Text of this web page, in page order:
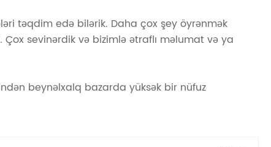
təqdim edə bilərik. Daha çox şey öyrənmək
sevinərdik və bizimlə ətraflı məlumat və ya
beynəlxalq bazarda yüksək bir nüfuz